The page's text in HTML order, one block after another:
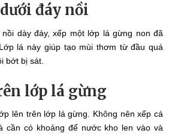
đáy nồi
dày đáy, xếp một lớp lá gừng non đã
lá này giúp tạo mùi thơm từ đầu quá
bớt bị sát.
lớp lá gừng
lên trên lớp lá gừng. Không nên xếp cá
cần có khoảng để nước kho len vào và